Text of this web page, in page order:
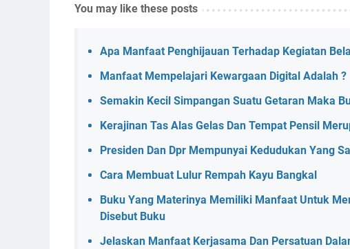
You may like these posts
Apa Manfaat Penghijauan Terhadap Kegiatan
Manfaat Mempelajari Kewargaan Digital Adalah ?
Semakin Kecil Simpangan Suatu Getaran Maka
Kerajinan Tas Alas Gelas Dan Tempat Pensil
Presiden Dan Dpr Mempunyai Kedudukan Yang
Cara Membuat Lulur Rempah Kayu Bangkal
Buku Yang Materinya Memiliki Manfaat Untuk
Disebut Buku
Jelaskan Manfaat Kerjasama Dan Persatuan